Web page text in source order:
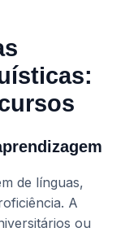
de línguas,
A
ou